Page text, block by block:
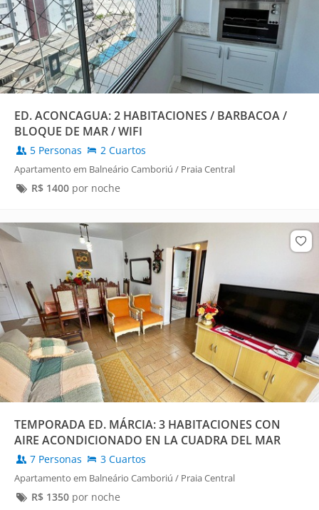
ED. ACONCAGUA: 2 HABITACIONES / BARBACOA /
BLOQUE DE MAR / WIFI
5 Personas 2 Cuartos
Apartamento em Balneário Camboriú / Praia Central
R$ 1400por noche
TEMPORADA ED. MÁRCIA: 3 HABITACIONES CON
AIRE ACONDICIONADO EN LA CUADRA DEL MAR
7 Personas 3 Cuartos
Apartamento em Balneário Camboriú / Praia Central
R$ 1350por noche